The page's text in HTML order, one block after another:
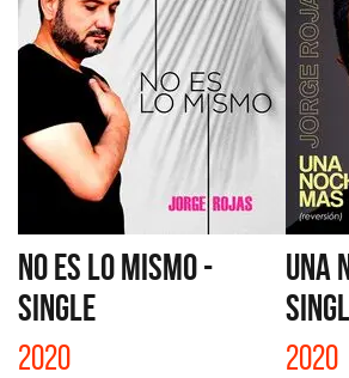
NO ES LO MISMO -
SINGLE
2020
UNA
2020